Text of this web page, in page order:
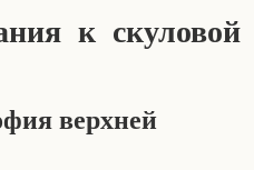
к скуловой
верхней